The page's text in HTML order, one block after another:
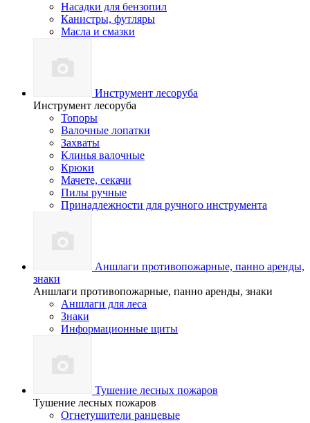
Насадки для бензопил
Канистры, футляры
Масла и смазки
Инструмент лесоруба
Инструмент лесоруба
Топоры
Валочные лопатки
Захваты
Клинья валочные
Крюки
Мачете, секачи
Пилы ручные
Принадлежности для ручного инструмента
Аншлаги противопожарные, панно аренды,
знаки
Аншлаги противопожарные, панно аренды, знаки
Аншлаги для леса
Знаки
Информационные щиты
Тушение лесных пожаров
Тушение лесных пожаров
Огнетушители ранцевые